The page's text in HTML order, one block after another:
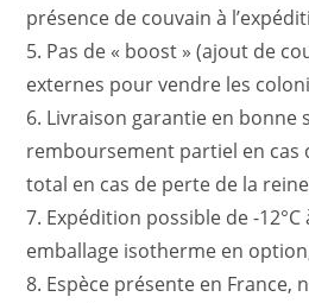
présence de couvain à
5. Pas de « boost » (ajout de
externes pour vendre les
6. Livraison garantie en bonne
remboursement partiel en cas
total en cas de perte de la
7. Expédition possible de -12°C
emballage isotherme en
8. Espèce présente en France,